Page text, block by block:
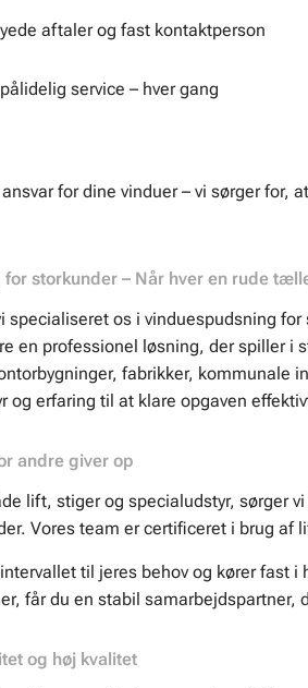
aftaler og fast kontaktperson
service – hver gang
for dine vinduer – vi sørger for,
storkunder – Når hver en rude
specialiseret os i vinduespudsning
en professionel løsning, der spiller i
fabrikker, kommunale
og erfaring til at klare opgaven
andre giver op
lift, stiger og specialudstyr, sørger
Vores team er certificeret i brug
til jeres behov og kører fast
får du en stabil samarbejdspartner,
og høj kvalitet